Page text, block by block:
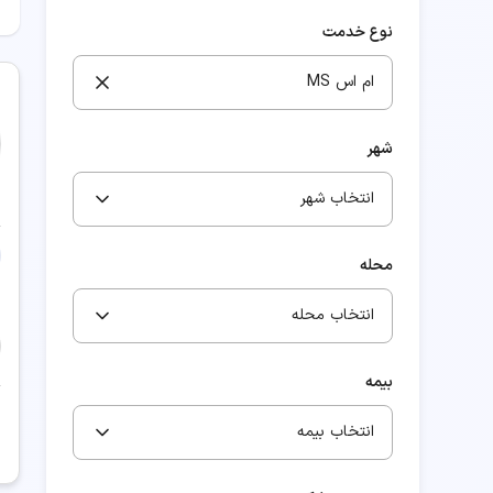
نوع خدمت
ام اس MS
شهر
انتخاب شهر
محله
انتخاب محله
بیمه
انتخاب بیمه